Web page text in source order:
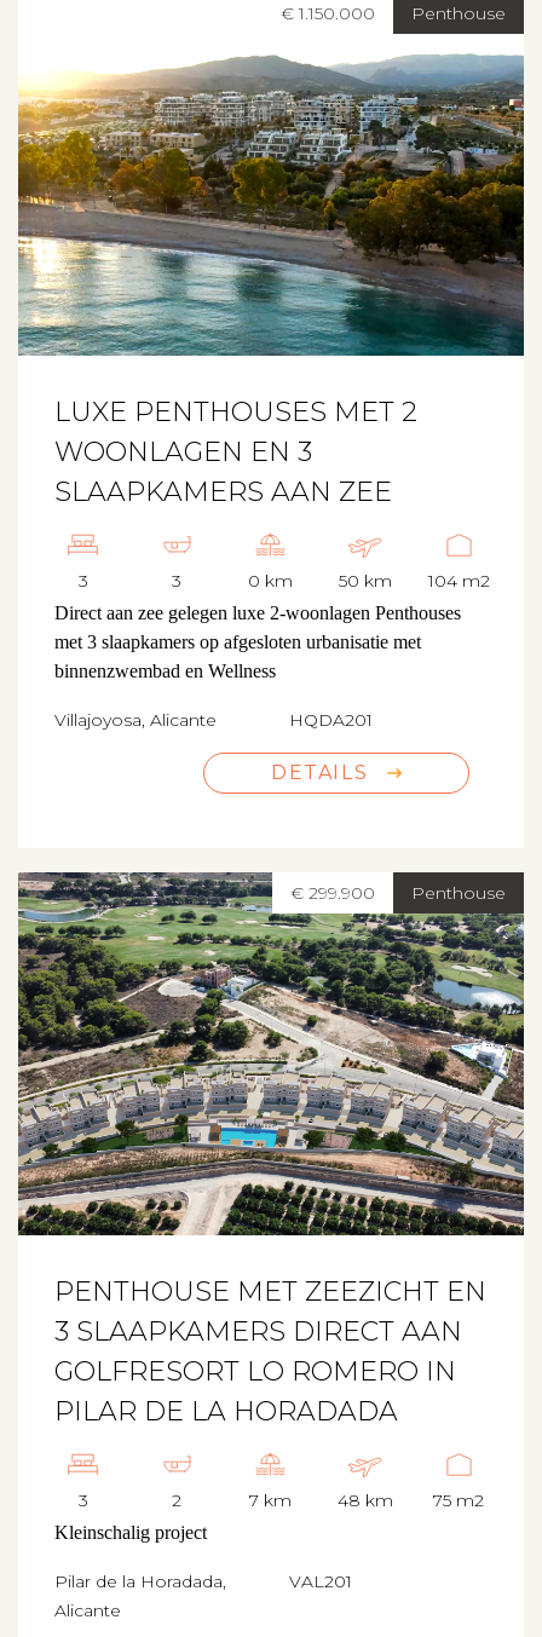
Penthouse
€ 1.150.000
LUXE PENTHOUSES MET 2
WOONLAGEN EN 3
SLAAPKAMERS AAN ZEE
3 3 0 km 50 km 104 m2
Direct aan zee gelegen luxe 2-woonlagen Penthouses
met 3 slaapkamers op afgesloten urbanisatie met
binnenzwembad en Wellness
Villajoyosa, Alicante HQDA201
DETAILS
Penthouse
€ 299.900
PENTHOUSE MET ZEEZICHT EN
3 SLAAPKAMERS DIRECT AAN
GOLFRESORT LO ROMERO IN
PILAR DE LA HORADADA
3 2 7 km 48 km 75 m2
Kleinschalig project
Pilar de la Horadada,
Alicante
VAL201